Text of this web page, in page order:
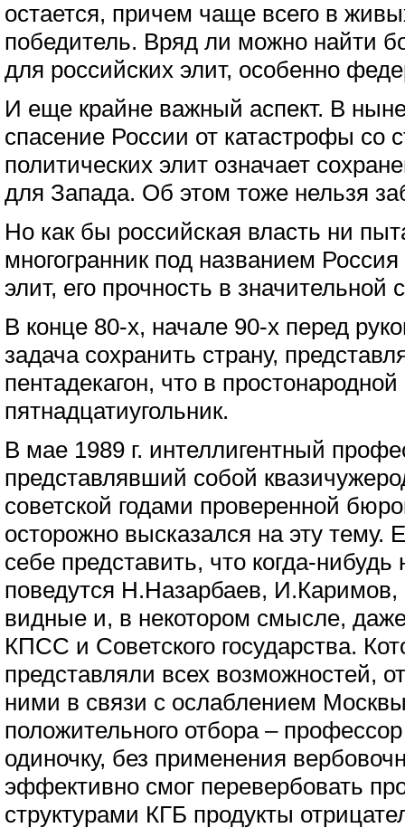
остается, причем чаще всего в
победитель. Вряд ли можно найти
для российских элит, особенно
И еще крайне важный аспект. В
спасение России от катастрофы со
политических элит означает
для Запада. Об этом тоже нельзя
Но как бы российская власть ни
многогранник под названием
элит, его прочность в значительной
В конце 80-х, начале 90-х перед
задача сохранить страну,
пентадекагон, что в
пятнадцатиугольник.
В мае 1989 г. интеллигентный
представлявший собой
советской годами проверенной
осторожно высказался на эту тему.
себе представить, что когда-нибудь
поведутся Н.Назарбаев,
видные и, в некотором смысле,
КПСС и Советского государства.
представляли всех возможностей,
ними в связи с ослаблением
положительного отбора –
одиночку, без применения
эффективно смог перевербовать
структурами КГБ продукты